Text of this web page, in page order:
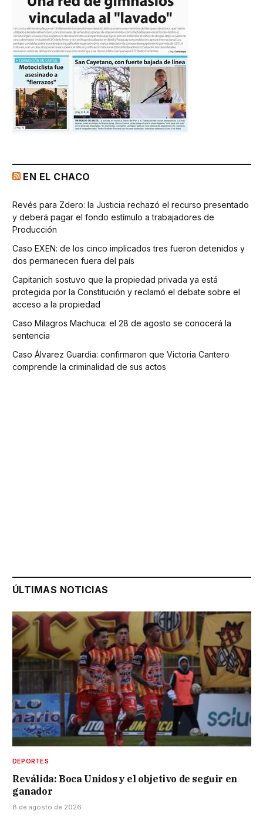
EN EL CHACO
Revés para Zdero: la Justicia rechazó el recurso presentado
y deberá pagar el fondo estímulo a trabajadores de
Producción
Caso EXEN: de los cinco implicados tres fueron detenidos y
dos permanecen fuera del país
Capitanich sostuvo que la propiedad privada ya está
protegida por la Constitución y reclamó el debate sobre el
acceso a la propiedad
Caso Milagros Machuca: el 28 de agosto se conocerá la
sentencia
Caso Álvarez Guardia: confirmaron que Victoria Cantero
comprende la criminalidad de sus actos
ÚLTIMAS NOTICIAS
DEPORTES
Reválida: Boca Unidos y el objetivo de seguir en
ganador
8 de agosto de 2026